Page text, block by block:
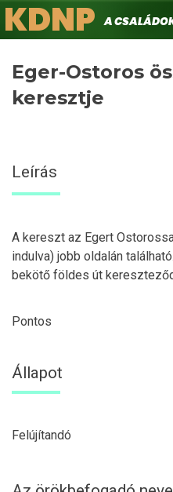
Ugrás
a
Keresés
KDNPA családokért.
Eger-Ostoros
keresztje
Leírás
A kereszt az Egert
indulva) jobb oldalán
bekötő földes út
Pontos
Állapot
Felújítandó